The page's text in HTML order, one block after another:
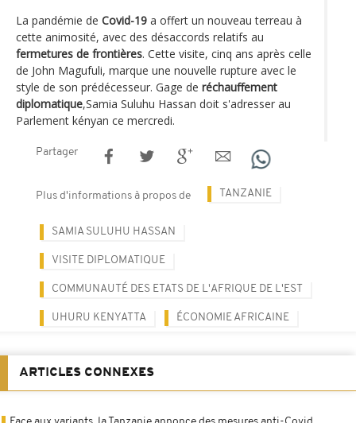
La pandémie de Covid-19 a offert un nouveau terreau à
cette animosité, avec des désaccords relatifs au
fermetures de frontières. Cette visite, cinq ans après celle
de John Magufuli, marque une nouvelle rupture avec le
style de son prédécesseur. Gage de réchauffement
diplomatique,Samia Suluhu Hassan doit s'adresser au
Parlement kényan ce mercredi.
Partager
Plus d'informations à propos de TANZANIE
SAMIA SULUHU HASSAN
VISITE DIPLOMATIQUE
COMMUNAUTÉ DES ETATS DE L'AFRIQUE DE L'EST
UHURU KENYATTA ÉCONOMIE AFRICAINE
ARTICLES CONNEXES